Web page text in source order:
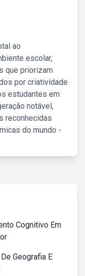
ao
escolar,
que priorizam
por criatividade
estudantes em
notável,
reconhecidas
do mundo -
Cognitivo Em
Geografia E